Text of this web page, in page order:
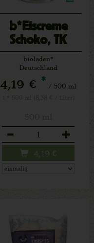
b*Eiscreme
Schoko, TK
bioladen*
Deutschland
4,19 € * / 500 ml
4,19 €